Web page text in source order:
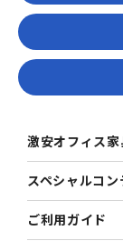
激安オフィス
スペシャルコン
ご利用ガイド